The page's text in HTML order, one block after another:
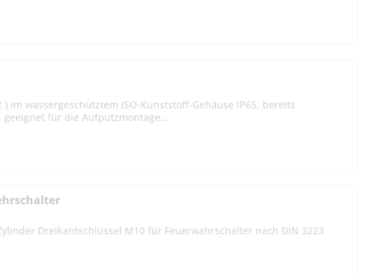
im wassergeschütztem ISO-Kunststoff-Gehäuse IP65, bereits
geeignet für die Aufputzmontage...
Dreikantschlüssel M10 für Feuerwahrschalter nach DIN 3223